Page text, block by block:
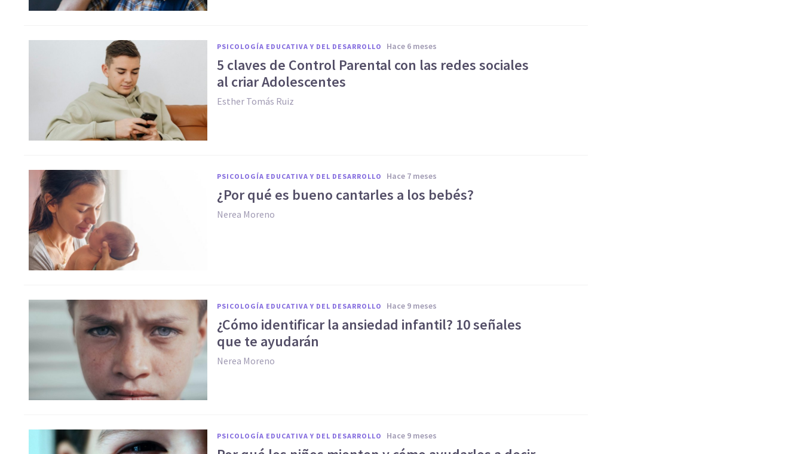
PSICOLOGÍA EDUCATIVA Y DEL DESARROLLO hace 6 meses
5 claves de Control Parental con las redes sociales
al criar Adolescentes
Esther Tomás Ruiz
PSICOLOGÍA EDUCATIVA Y DEL DESARROLLO hace 7 meses
¿Por qué es bueno cantarles a los bebés?
Nerea Moreno
PSICOLOGÍA EDUCATIVA Y DEL DESARROLLO hace 9 meses
¿Cómo identificar la ansiedad infantil? 10 señales
que te ayudarán
Nerea Moreno
PSICOLOGÍA EDUCATIVA Y DEL DESARROLLO hace 9 meses